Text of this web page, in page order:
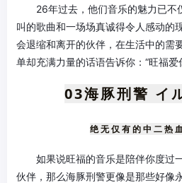
26年过去，他们音乐的魅力已不
叫的歌曲和一场场真诚得令人感动的
会退缩和离开的伙伴，在生活中的需
单却充满力量的话语告诉你：“旺福
03海豚刑警 イ
绝无仅有的中二热
如果说旺福的音乐是陪伴你度过
伙伴，那么海豚刑警更像是那些好像